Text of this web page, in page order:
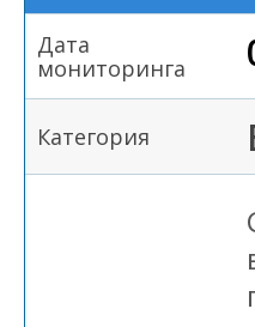
Дата
мониторинга
Категория